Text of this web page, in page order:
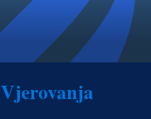
Vjerovanja